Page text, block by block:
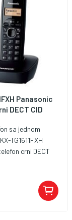
Panasonic
DECT CID
sa jednom
TG1611FXH
crni DECT